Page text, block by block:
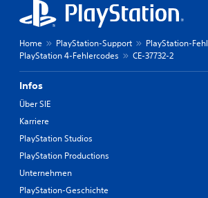
Home PlayStation-Support
PlayStation-
PlayStation 4-Fehlercodes
CE-37732-2
Infos
Über SIE
Karriere
PlayStation Studios
PlayStation Productions
Unternehmen
PlayStation-Geschichte